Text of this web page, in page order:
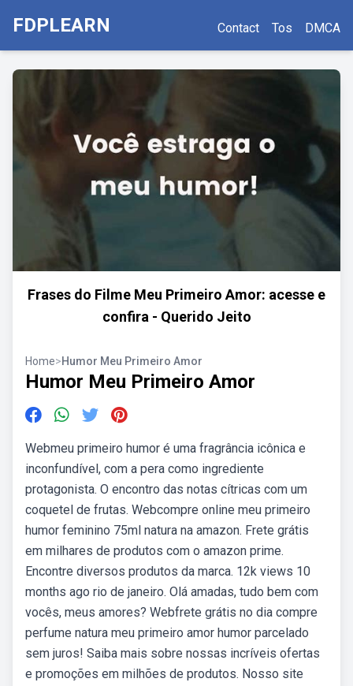
FDPLEARN Contact Tos DMCA
Frases do Filme Meu Primeiro Amor: acesse e
confira - Querido Jeito
Home>Humor Meu Primeiro Amor
Humor Meu Primeiro Amor
Webmeu primeiro humor é uma fragrância icônica e
inconfundível, com a pera como ingrediente
protagonista. O encontro das notas cítricas com um
coquetel de frutas. Webcompre online meu primeiro
humor feminino 75ml natura na amazon. Frete grátis
em milhares de produtos com o amazon prime.
Encontre diversos produtos da marca. 12k views 10
months ago rio de janeiro. Olá amadas, tudo bem com
vocês, meus amores? Webfrete grátis no dia compre
perfume natura meu primeiro amor humor parcelado
sem juros! Saiba mais sobre nossas incríveis ofertas
e promoções em milhões de produtos. Nosso site